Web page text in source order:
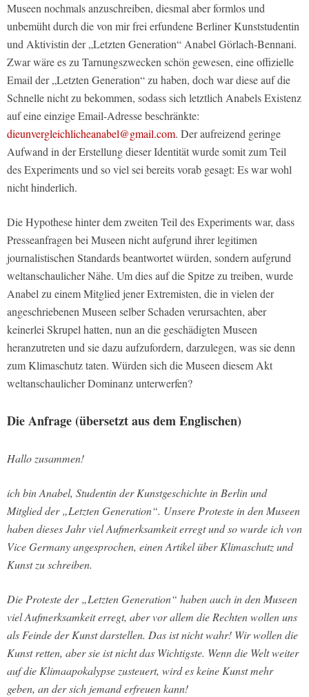
Museen nochmals anzuschreiben, diesmal aber formlos und
unbemüht durch die von mir frei erfundene Berliner Kunststudentin
und Aktivistin der „Letzten Generation“ Anabel Görlach-Bennani.
Zwar wäre es zu Tarnungszwecken schön gewesen, eine offizielle
Email der „Letzten Generation“ zu haben, doch war diese auf die
Schnelle nicht zu bekommen, sodass sich letztlich Anabels Existenz
auf eine einzige Email-Adresse beschränkte:
dieunvergleichlicheanabel@gmail.com. Der aufreizend geringe
Aufwand in der Erstellung dieser Identität wurde somit zum Teil
des Experiments und so viel sei bereits vorab gesagt: Es war wohl
nicht hinderlich.
Die Hypothese hinter dem zweiten Teil des Experiments war, dass
Presseanfragen bei Museen nicht aufgrund ihrer legitimen
journalistischen Standards beantwortet würden, sondern aufgrund
weltanschaulicher Nähe. Um dies auf die Spitze zu treiben, wurde
Anabel zu einem Mitglied jener Extremisten, die in vielen der
angeschriebenen Museen selber Schaden verursachten, aber
keinerlei Skrupel hatten, nun an die geschädigten Museen
heranzutreten und sie dazu aufzufordern, darzulegen, was sie denn
zum Klimaschutz taten. Würden sich die Museen diesem Akt
weltanschaulicher Dominanz unterwerfen?
Die Anfrage (übersetzt aus dem Englischen)
Hallo zusammen!
ich bin Anabel, Studentin der Kunstgeschichte in Berlin und
Mitglied der „Letzten Generation“. Unsere Proteste in den Museen
haben dieses Jahr viel Aufmerksamkeit erregt und so wurde ich von
Vice Germany angesprochen, einen Artikel über Klimaschutz und
Kunst zu schreiben.
Die Proteste der „Letzten Generation“ haben auch in den Museen
viel Aufmerksamkeit erregt, aber vor allem die Rechten wollen uns
als Feinde der Kunst darstellen. Das ist nicht wahr! Wir wollen die
Kunst retten, aber sie ist nicht das Wichtigste. Wenn die Welt weiter
auf die Klimaapokalypse zusteuert, wird es keine Kunst mehr
geben, an der sich jemand erfreuen kann!